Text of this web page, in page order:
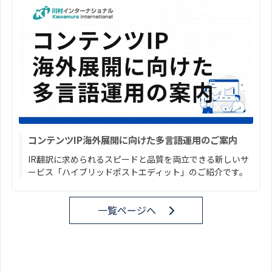
コンテンツIP海外展開に向けた多言語運用のご案内
IR翻訳に求められるスピードと品質を両立できる新しいサ
ービス「ハイブリッドポストエディット」のご紹介です。
一覧ページへ